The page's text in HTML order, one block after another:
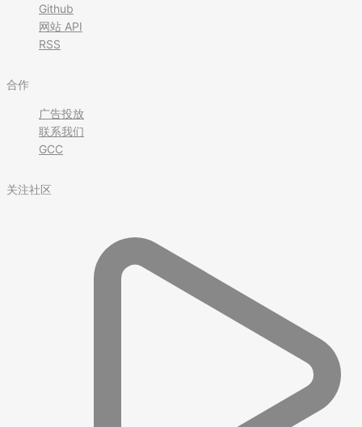
Github
网站 API
RSS
合作
广告投放
联系我们
GCC
关注社区